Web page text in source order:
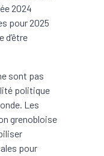
2024
pour 2025
d’être
sont pas
politique
Les
grenobloise
pour